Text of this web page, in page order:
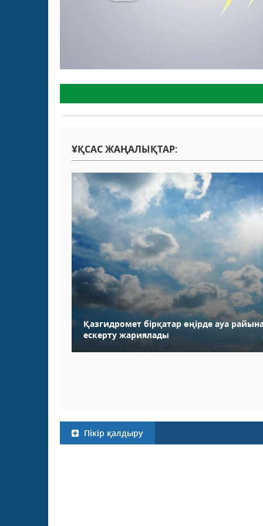
ҰҚСАС ЖАҢАЛЫҚТАР:
Қазгидромет бірқатар өңірде ауа
ескерту жариялады
Пікір қалдыру